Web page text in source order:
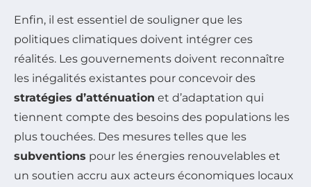
Enfin, il est essentiel de souligner que les
politiques climatiques doivent intégrer ces
réalités. Les gouvernements doivent reconnaître
les inégalités existantes pour concevoir des
stratégies d’atténuation et d’adaptation qui
tiennent compte des besoins des populations les
plus touchées. Des mesures telles que les
subventions pour les énergies renouvelables et
un soutien accru aux acteurs économiques locaux